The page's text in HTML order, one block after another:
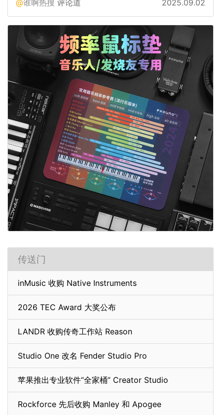
谁啊热搜 评论道 2025.09.02
传送门
inMusic 收购 Native Instruments
2026 TEC Award 大奖公布
LANDR 收购传奇工作站 Reason
Studio One 改名 Fender Studio Pro
苹果推出专业软件“全家桶” Creator Studio
Rockforce 先后收购 Manley 和 Apogee